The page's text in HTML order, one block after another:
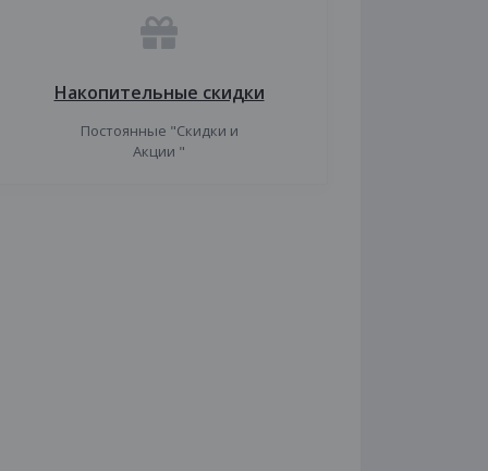
Накопительные скидки
Постоянные "Скидки и
Акции "